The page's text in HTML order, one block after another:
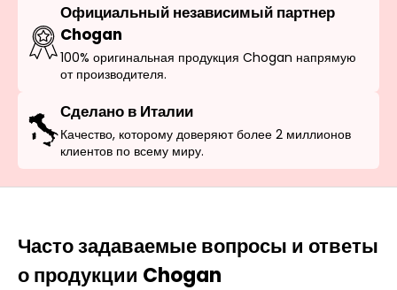
Официальный независимый партнер
Chogan
100% оригинальная продукция Chogan напрямую
от производителя.
Сделано в Италии
Качество, которому доверяют более 2 миллионов
клиентов по всему миру.
Часто задаваемые вопросы и ответы
о продукции Chogan